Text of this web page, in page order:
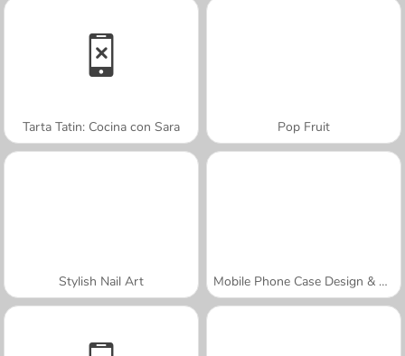
Tarta Tatin: Cocina con Sara Pop Fruit
Stylish Nail Art Mobile Phone Case Design & DIY